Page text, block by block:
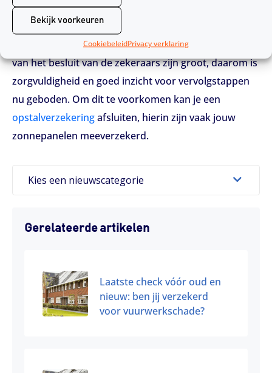
Bekijk voorkeuren
CookiebeleidPrivacy verklaring
aanleg fouten zijn gemaakt of dat de veiligheid in het
geding is. Aandeelhouders voelen zich overvallen
door het besluit van de verzekeraars. De gevolgen
van het besluit van de zekeraars zijn groot, daarom is
zorgvuldigheid en goed inzicht voor vervolgstappen
nu geboden. Om dit te voorkomen kan je een
opstalverzekeringafsluiten, hierin zijn vaak jouw
zonnepanelen meeverzekerd.
Kies een nieuwscategorie
Gerelateerde artikelen
Laatste check vóór oud en
nieuw: ben jij verzekerd
voor vuurwerkschade?